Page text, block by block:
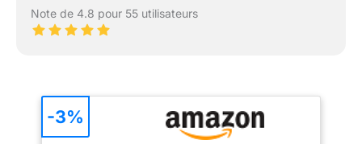
Note de 4.8 pour 55 utilisateurs
-3%